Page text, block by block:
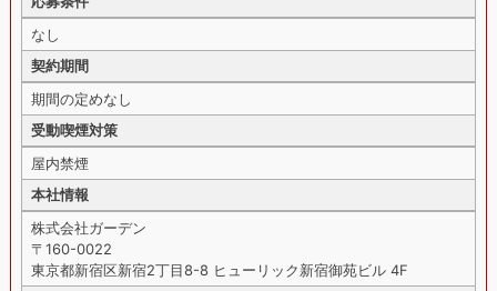
なし
契約期間
期間の定めなし
受動喫煙対策
屋内禁煙
本社情報
株式会社ガーデン
〒160-0022
東京都新宿区新宿2丁目8-8 ヒューリック新宿御苑ビル 4F